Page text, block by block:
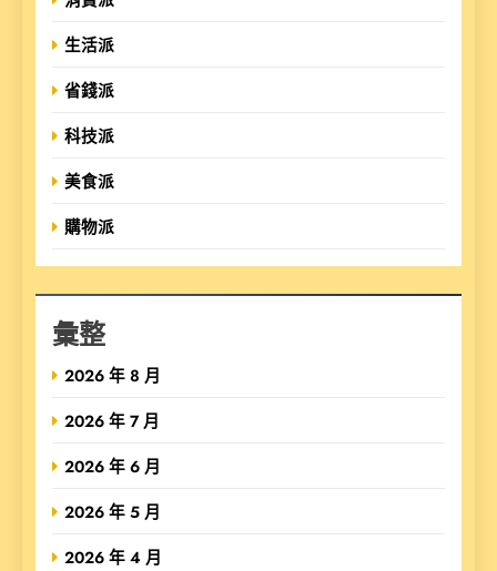
生活派
省錢派
科技派
美食派
購物派
彙整
2026 年 8 月
2026 年 7 月
2026 年 6 月
2026 年 5 月
2026 年 4 月